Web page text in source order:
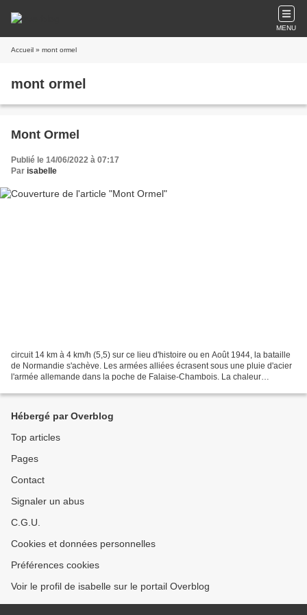
MENU
Accueil » mont ormel
mont ormel
Mont Ormel
Publié le 14/06/2022 à 07:17
Par isabelle
circuit 14 km à 4 km/h (5,5) sur ce lieu d'histoire ou en Août 1944, la bataille
de Normandie s'achève. Les armées alliées écrasent sous une pluie d'acier
l'armée allemande dans la poche de Falaise-Chambois. La chaleur
Hébergé par Overblog
Top articles
Pages
Contact
Signaler un abus
C.G.U.
Cookies et données personnelles
Préférences cookies
Voir le profil de isabelle sur le portail Overblog